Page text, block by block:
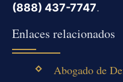
(888) 437-7747.
Enlaces relacionados
Abogado de